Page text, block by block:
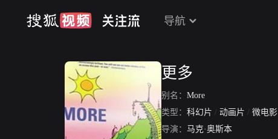
导航
更多
别名： More
类型： 科幻片 / 动画片 / 微电影
导演： 马克·奥斯本